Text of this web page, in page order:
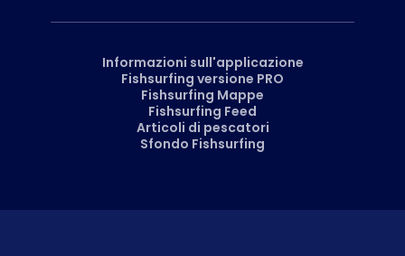
Informazioni sull'applicazione
Fishsurfing versione PRO
Fishsurfing Mappe
Fishsurfing Feed
Articoli di pescatori
Sfondo Fishsurfing